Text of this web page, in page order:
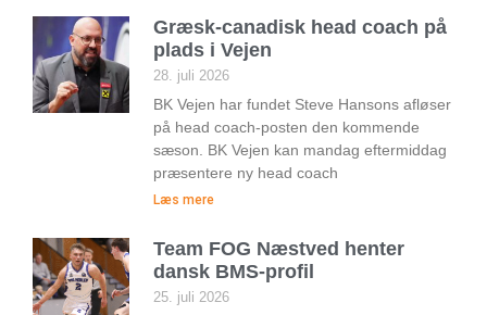
Græsk-canadisk head coach på
plads i Vejen
28. juli 2026
BK Vejen har fundet Steve Hansons afløser
på head coach-posten den kommende
sæson. BK Vejen kan mandag eftermiddag
præsentere ny head coach
Læs mere
Team FOG Næstved henter
dansk BMS-profil
25. juli 2026